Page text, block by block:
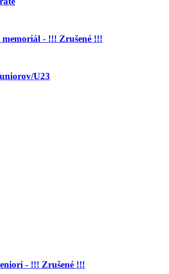
- !!! Zrušené !!!
U23
- !!! Zrušené !!!